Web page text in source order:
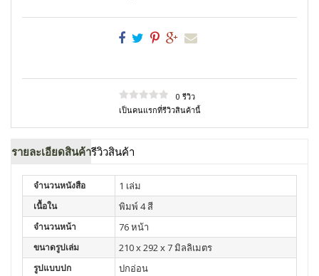
0 รีวิว
เป็นคนแรกที่รีวิวสินค้านี้
รายละเอียดสินค้ารีวิวสินค้า
จำนวนหนังสือ 1 เล่ม
เนื้อใน พิมพ์ 4 สี
จำนวนหน้า 76 หน้า
ขนาดรูปเล่ม 210 x 292 x 7 มิลลิเมตร
รูปแบบปก ปกอ่อน